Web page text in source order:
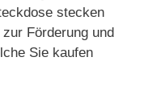
stecken
Förderung und
Sie kaufen